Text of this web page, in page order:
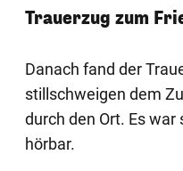
Trauerzug zum
Danach fand der
stillschweigen dem
durch den Ort. Es
hörbar.